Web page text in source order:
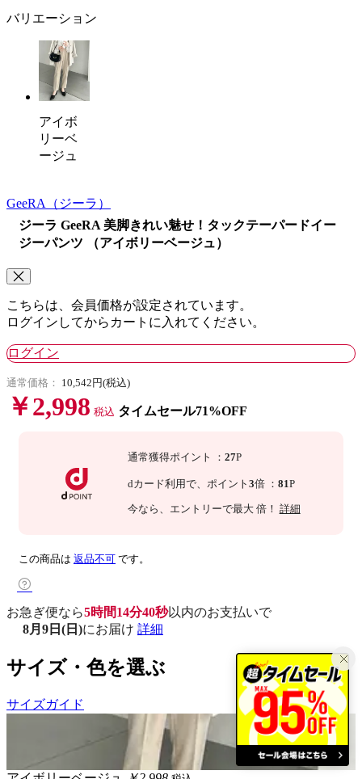
バリエーション
アイボ
リーベ
ージュ
GeeRA （ジーラ）
ジーラ GeeRA 美脚きれい魅せ！タックテーパードイー
ジーパンツ （アイボリーベージュ）
こちらは、会員価格が設定されています。
ログインしてからカートに入れてください。
ログイン
通常価格： 10,542円(税込)
￥2,998 税込 タイムセール71%OFF
通常獲得ポイント ： 27P
dカード利用で、 ポイント 3倍 ： 81P
今なら 、エントリーで最大 倍！ 詳細
この商品は 返品不可 です。
お急ぎ便なら5時間14分39秒以内のお支払いで
8月9日(日)にお届け 詳細
サイズ・色を選ぶ
サイズガイド